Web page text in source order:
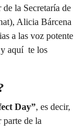
la Secretaría de
Alicia Bárcena
a las voz potente
y aquí te los
Day”, es decir,
de la